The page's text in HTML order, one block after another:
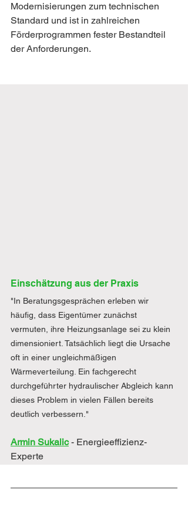
Modernisierungen zum technischen
Standard und ist in zahlreichen
Förderprogrammen fester Bestandteil
der Anforderungen.
Einschätzung aus der Praxis
"In Beratungsgesprächen erleben wir
häufig, dass Eigentümer zunächst
vermuten, ihre Heizungsanlage sei zu klein
dimensioniert. Tatsächlich liegt die Ursache
oft in einer ungleichmäßigen
Wärmeverteilung. Ein fachgerecht
durchgeführter hydraulischer Abgleich kann
dieses Problem in vielen Fällen bereits
deutlich verbessern."
Armin Sukalic - Energieeffizienz-
Experte